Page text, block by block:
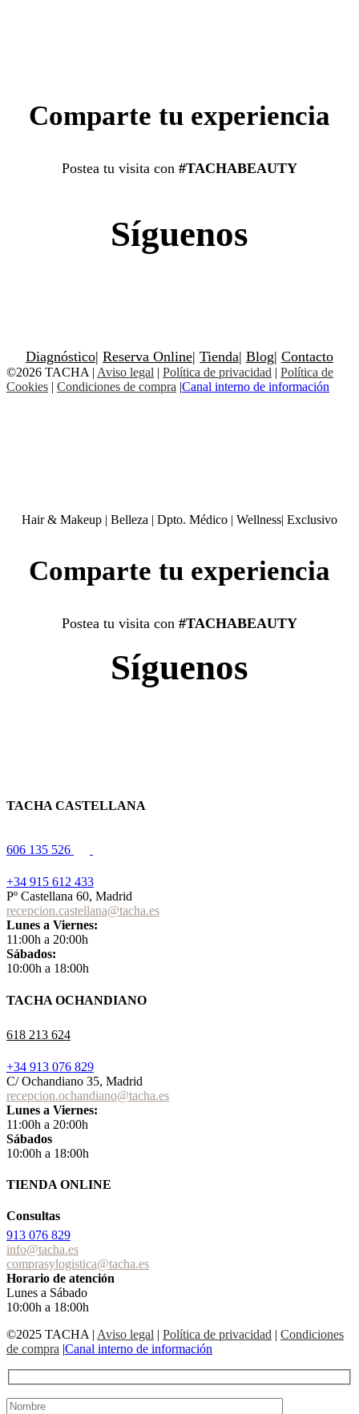
Comparte tu experiencia
Postea tu visita con #TACHABEAUTY
Síguenos
Diagnóstico| Reserva Online| Tienda| Blog| Contacto
©2026 TACHA | Aviso legal | Política de privacidad | Política de
Cookies | Condiciones de compra |Canal interno de información
Hair & Makeup | Belleza | Dpto. Médico | Wellness| Exclusivo
Comparte tu experiencia
Postea tu visita con #TACHABEAUTY
Síguenos
TACHA CASTELLANA
606 135 526
+34 915 612 433
Pº Castellana 60, Madrid
recepcion.castellana@tacha.es
Lunes a Viernes:
11:00h a 20:00h
Sábados:
10:00h a 18:00h
TACHA OCHANDIANO
618 213 624
+34 913 076 829
C/ Ochandiano 35, Madrid
recepcion.ochandiano@tacha.es
Lunes a Viernes:
11:00h a 20:00h
Sábados
10:00h a 18:00h
TIENDA ONLINE
Consultas
913 076 829
info@tacha.es
comprasylogistica@tacha.es
Horario de atención
Lunes a Sábado
10:00h a 18:00h
©2025 TACHA | Aviso legal | Política de privacidad | Condiciones
de compra |Canal interno de información